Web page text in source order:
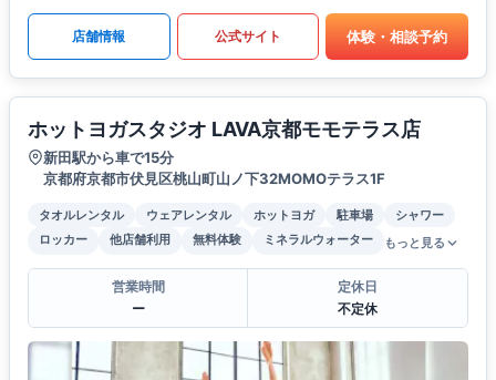
店舗情報 公式サイト 体験・相談予約
ホットヨガスタジオ LAVA京都モモテラス店
新田駅から車で15分
京都府京都市伏見区桃山町山ノ下32MOMOテラス1F
タオルレンタル ウェアレンタル ホットヨガ 駐車場
シャワー
ロッカー
他店舗利用 無料体験 ミネラルウォーター もっと見る
営業時間
ー
定休日
不定休